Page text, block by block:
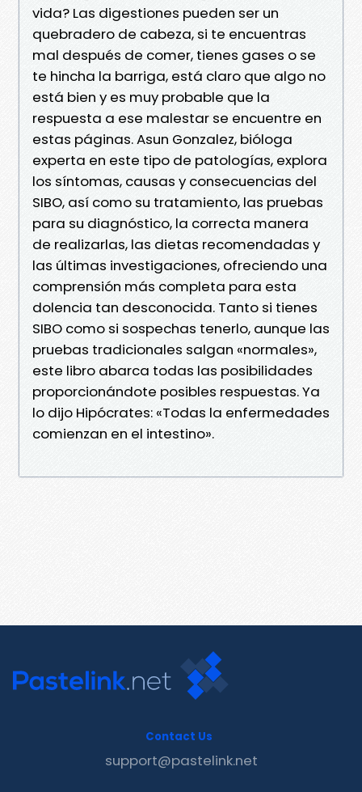
vida? Las digestiones pueden ser un
quebradero de cabeza, si te encuentras
mal después de comer, tienes gases o se
te hincha la barriga, está claro que algo no
está bien y es muy probable que la
respuesta a ese malestar se encuentre en
estas páginas. Asun Gonzalez, bióloga
experta en este tipo de patologías, explora
los síntomas, causas y consecuencias del
SIBO, así como su tratamiento, las pruebas
para su diagnóstico, la correcta manera
de realizarlas, las dietas recomendadas y
las últimas investigaciones, ofreciendo una
comprensión más completa para esta
dolencia tan desconocida. Tanto si tienes
SIBO como si sospechas tenerlo, aunque las
pruebas tradicionales salgan «normales»,
este libro abarca todas las posibilidades
proporcionándote posibles respuestas. Ya
lo dijo Hipócrates: «Todas la enfermedades
comienzan en el intestino».
Contact Us
support@pastelink.net